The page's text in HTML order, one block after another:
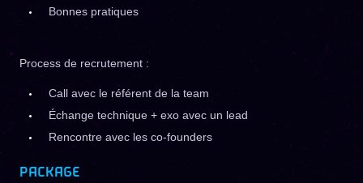
Bonnes pratiques
Process de recrutement :
Call avec le référent de la team
Échange technique + exo avec un lead
Rencontre avec les co-founders
PACKAGE